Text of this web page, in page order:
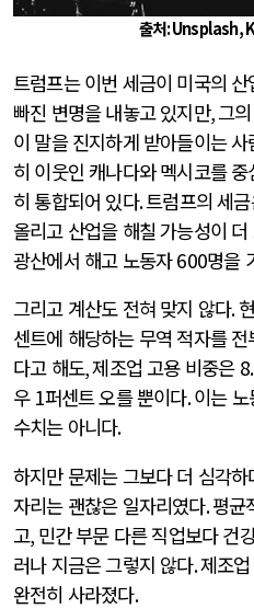
출처: Unsplash,
트럼프는 이번 세금이 미국의
빠진 변명을 내놓고 있지만,그
이 말을 진지하게 받아들이는
히 이웃인 캐나다와 멕시코를
히 통합되어 있다.트럼프의 세
올리고 산업을 해칠 가능성이 더
광산에서 해고 노동자600명을
그리고 계산도 전혀 맞지 않다.
센트에 해당하는 무역 적자를
다고 해도,제조업 고용 비중은
우 1퍼센트 오를 뿐이다.이는
수치는 아니다.
하지만 문제는 그보다 더 심각하
자리는 괜찮은 일자리였다.평균
고, 민간 부문 다른 직업보다 건
러나 지금은 그렇지 않다.제조
완전히 사라졌다.